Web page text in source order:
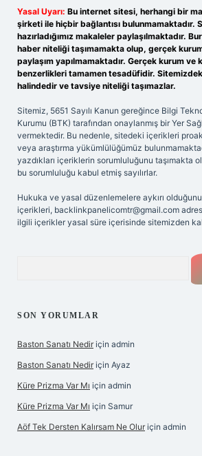
Yasal Uyarı: Bu internet sitesi, herhangi bir
şirketi ile hiçbir bağlantısı bulunmamaktadır.
hazırladığımız makaleler paylaşılmaktadır.
haber niteliği taşımamakta olup, gerçek
paylaşım yapılmamaktadır. Gerçek kurum ve
benzerlikleri tamamen tesadüfidir.
halindedir ve tavsiye niteliği taşımazlar.
Sitemiz, 5651 Sayılı Kanun gereğince Bilgi
Kurumu (BTK) tarafından onaylanmış bir Yer
vermektedir. Bu nedenle, sitedeki içerikleri
veya araştırma yükümlülüğümüz
yazdıkları içeriklerin sorumluluğunu taşımakta
bu sorumluluğu kabul etmiş sayılırlar.
Hukuka ve yasal düzenlemelere aykırı
içerikleri, backlinkpanelicomtr@gmail.com
ilgili içerikler yasal süre içerisinde sitemizden
SON YORUMLAR
Baston Sanatı Nedir için admin
Baston Sanatı Nedir için Ayaz
Küre Prizma Var Mı için admin
Küre Prizma Var Mı için Samur
Aöf Tek Dersten Kalırsam Ne Olur için admin